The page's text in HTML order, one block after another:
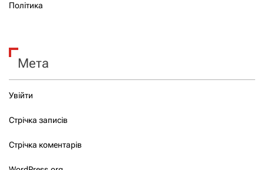
Політика
Мета
Увійти
Стрічка записів
Стрічка коментарів